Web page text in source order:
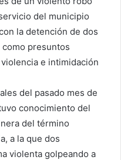
del municipio
la detención de dos
presuntos
e intimidación
del pasado mes de
conocimiento del
del término
a la que dos
violenta golpeando a